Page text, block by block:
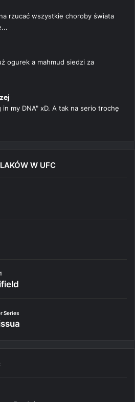
rzucać wszystkie choroby świata
ogurek a mahmud siedzi za
in my DNA" xD. A tak na serio trochę
W UFC
Series